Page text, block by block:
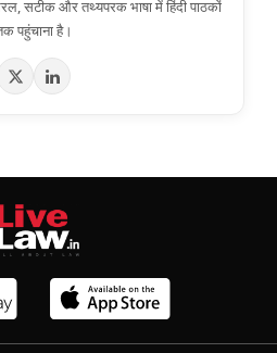
सटीक और तथ्यपरक भाषा में हिंदी पाठकों
पहुंचाना है।